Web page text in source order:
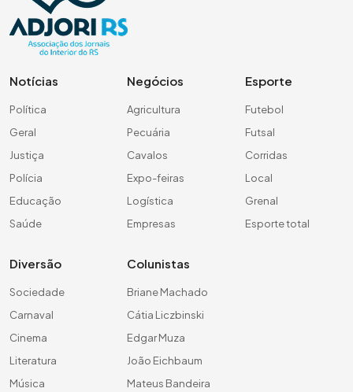
Notícias
Política
Geral
Justiça
Polícia
Educação
Saúde
Negócios
Agricultura
Pecuária
Cavalos
Expo-feiras
Logística
Empresas
Esporte
Futebol
Futsal
Corridas
Local
Grenal
Esporte total
Diversão
Sociedade
Carnaval
Cinema
Literatura
Música
Colunistas
Briane Machado
Cátia Liczbinski
Edgar Muza
João Eichbaum
Mateus Bandeira